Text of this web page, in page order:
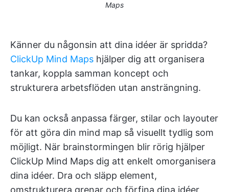
Maps
Känner du någonsin att dina idéer är spridda?
ClickUp Mind Maps hjälper dig att organisera
tankar, koppla samman koncept och
strukturera arbetsflöden utan ansträngning.
Du kan också anpassa färger, stilar och layouter
för att göra din mind map så visuellt tydlig som
möjligt. När brainstormingen blir rörig hjälper
ClickUp Mind Maps dig att enkelt omorganisera
dina idéer. Dra och släpp element,
omstrukturera grenar och förfina dina idéer